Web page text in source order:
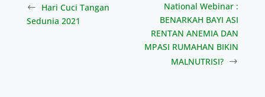
Hari Cuci Tangan
Sedunia 2021
National Webinar :
BENARKAH BAYI ASI
RENTAN ANEMIA DAN
MPASI RUMAHAN BIKIN
MALNUTRISI?